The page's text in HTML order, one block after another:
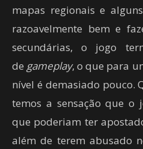
mapas regionais e
razoavelmente bem e
secundárias, o jogo
de gameplay, o que para
nível é demasiado pouco.
temos a sensação que o
que poderiam ter
além de terem abusado